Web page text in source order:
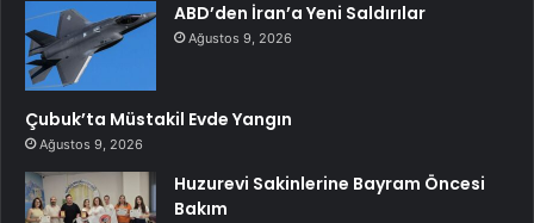
ABD’den İran’a Yeni Saldırılar
Ağustos 9, 2026
Çubuk’ta Müstakil Evde Yangın
Ağustos 9, 2026
Huzurevi Sakinlerine Bayram Öncesi
Bakım